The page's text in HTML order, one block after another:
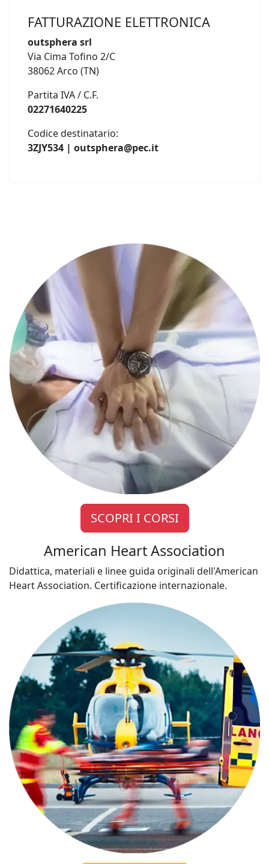
FATTURAZIONE ELETTRONICA
outsphera srl
Via Cima Tofino 2/C
38062 Arco (TN)
Partita IVA / C.F.
02271640225
Codice destinatario:
3ZJY534 | outsphera@pec.it
SCOPRI I CORSI
American Heart Association
Didattica, materiali e linee guida originali dell'American
Heart Association. Certificazione internazionale.